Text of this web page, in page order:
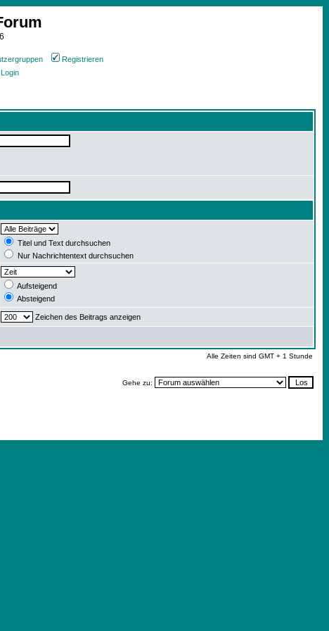
Registrieren
Login
Titel und Text durchsuchen
Nur Nachrichtentext durchsuchen
Aufsteigend
Absteigend
Zeichen des Beitrags anzeigen
Alle Zeiten sind GMT + 1 Stunde
Gehe zu: